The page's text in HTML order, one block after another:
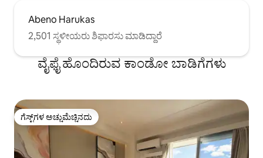
Abeno Harukas
2,501 ಸ್ಥಳೀಯರು ಶಿಫಾರಸು ಮಾಡಿದ್ದಾರೆ
ವೈಫೈ ಹೊಂದಿರುವ ಕಾಂಡೋ ಬಾಡಿಗೆಗಳು
ಗೆಸ್ಟ್‌ಗಳ ಅಚ್ಚುಮೆಚ್ಚಿನದು
ಗೆಸ್ಟ್‌ಗಳ ಅಚ್ಚುಮೆಚ್ಚಿನದು